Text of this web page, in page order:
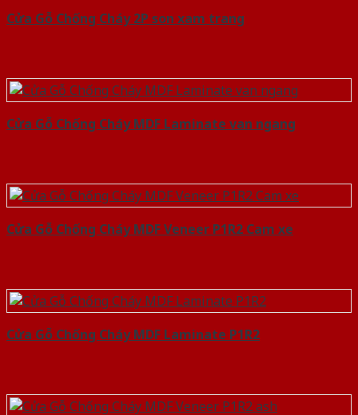
Cửa Gỗ Chống Cháy 2P son xam trang
Cửa Gỗ Chống Cháy MDF Laminate van ngang
Cửa Gỗ Chống Cháy MDF Veneer P1R2 Cam xe
Cửa Gỗ Chống Cháy MDF Laminate P1R2